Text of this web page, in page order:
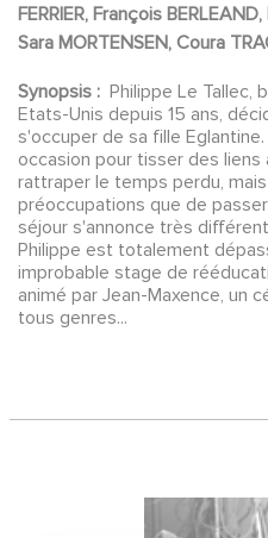
FERRIER, François
Sara MORTENSEN, Coura
Maud VERDEYEN, Dylan
LUCAS, Philippe DUQUESNE,
Synopsis : Philippe Le Tallec,
Etats-Unis depuis 15 ans,
s'occuper de sa fille
occasion pour tisser des
rattraper le temps perdu,
préoccupations que de
séjour s'annonce très
Philippe est totalement
improbable stage de
animé par Jean-Maxence, un
tous genres...